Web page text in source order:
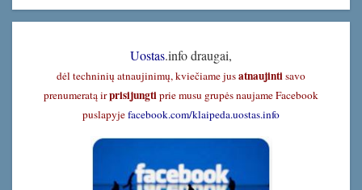
Uostas.info draugai,
dėl techninių atnaujinimų, kviečiame jusatnaujintisavo
prenumeratą irprisijungtiprie musu grupės naujame Facebook
puslapyjefacebook.com/klaipeda.uostas.info